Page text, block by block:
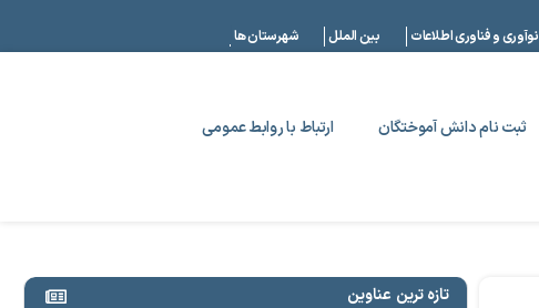
نوآوری و فناوری اطلاعات بین الملل شهرستان ها
ثبت نام دانش آموختگان
ارتباط با روابط عمومی
تازه ترین عناوین